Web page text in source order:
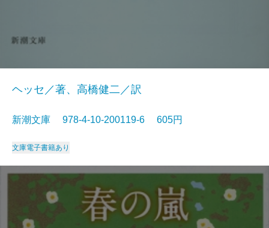
ヘッセ／著、高橋健二／訳
新潮文庫 978-4-10-200119-6 605円
文庫電子書籍あり